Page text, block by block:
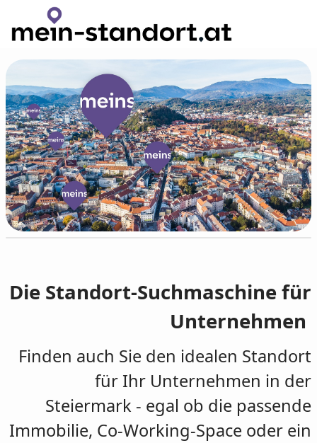
Zum Hauptinhalt wechseln
Die Standort-Suchmaschine für
Unternehmen
Finden auch Sie den idealen Standort
für Ihr Unternehmen in der
Steiermark - egal ob die passende
Immobilie, Co-Working-Space oder ein